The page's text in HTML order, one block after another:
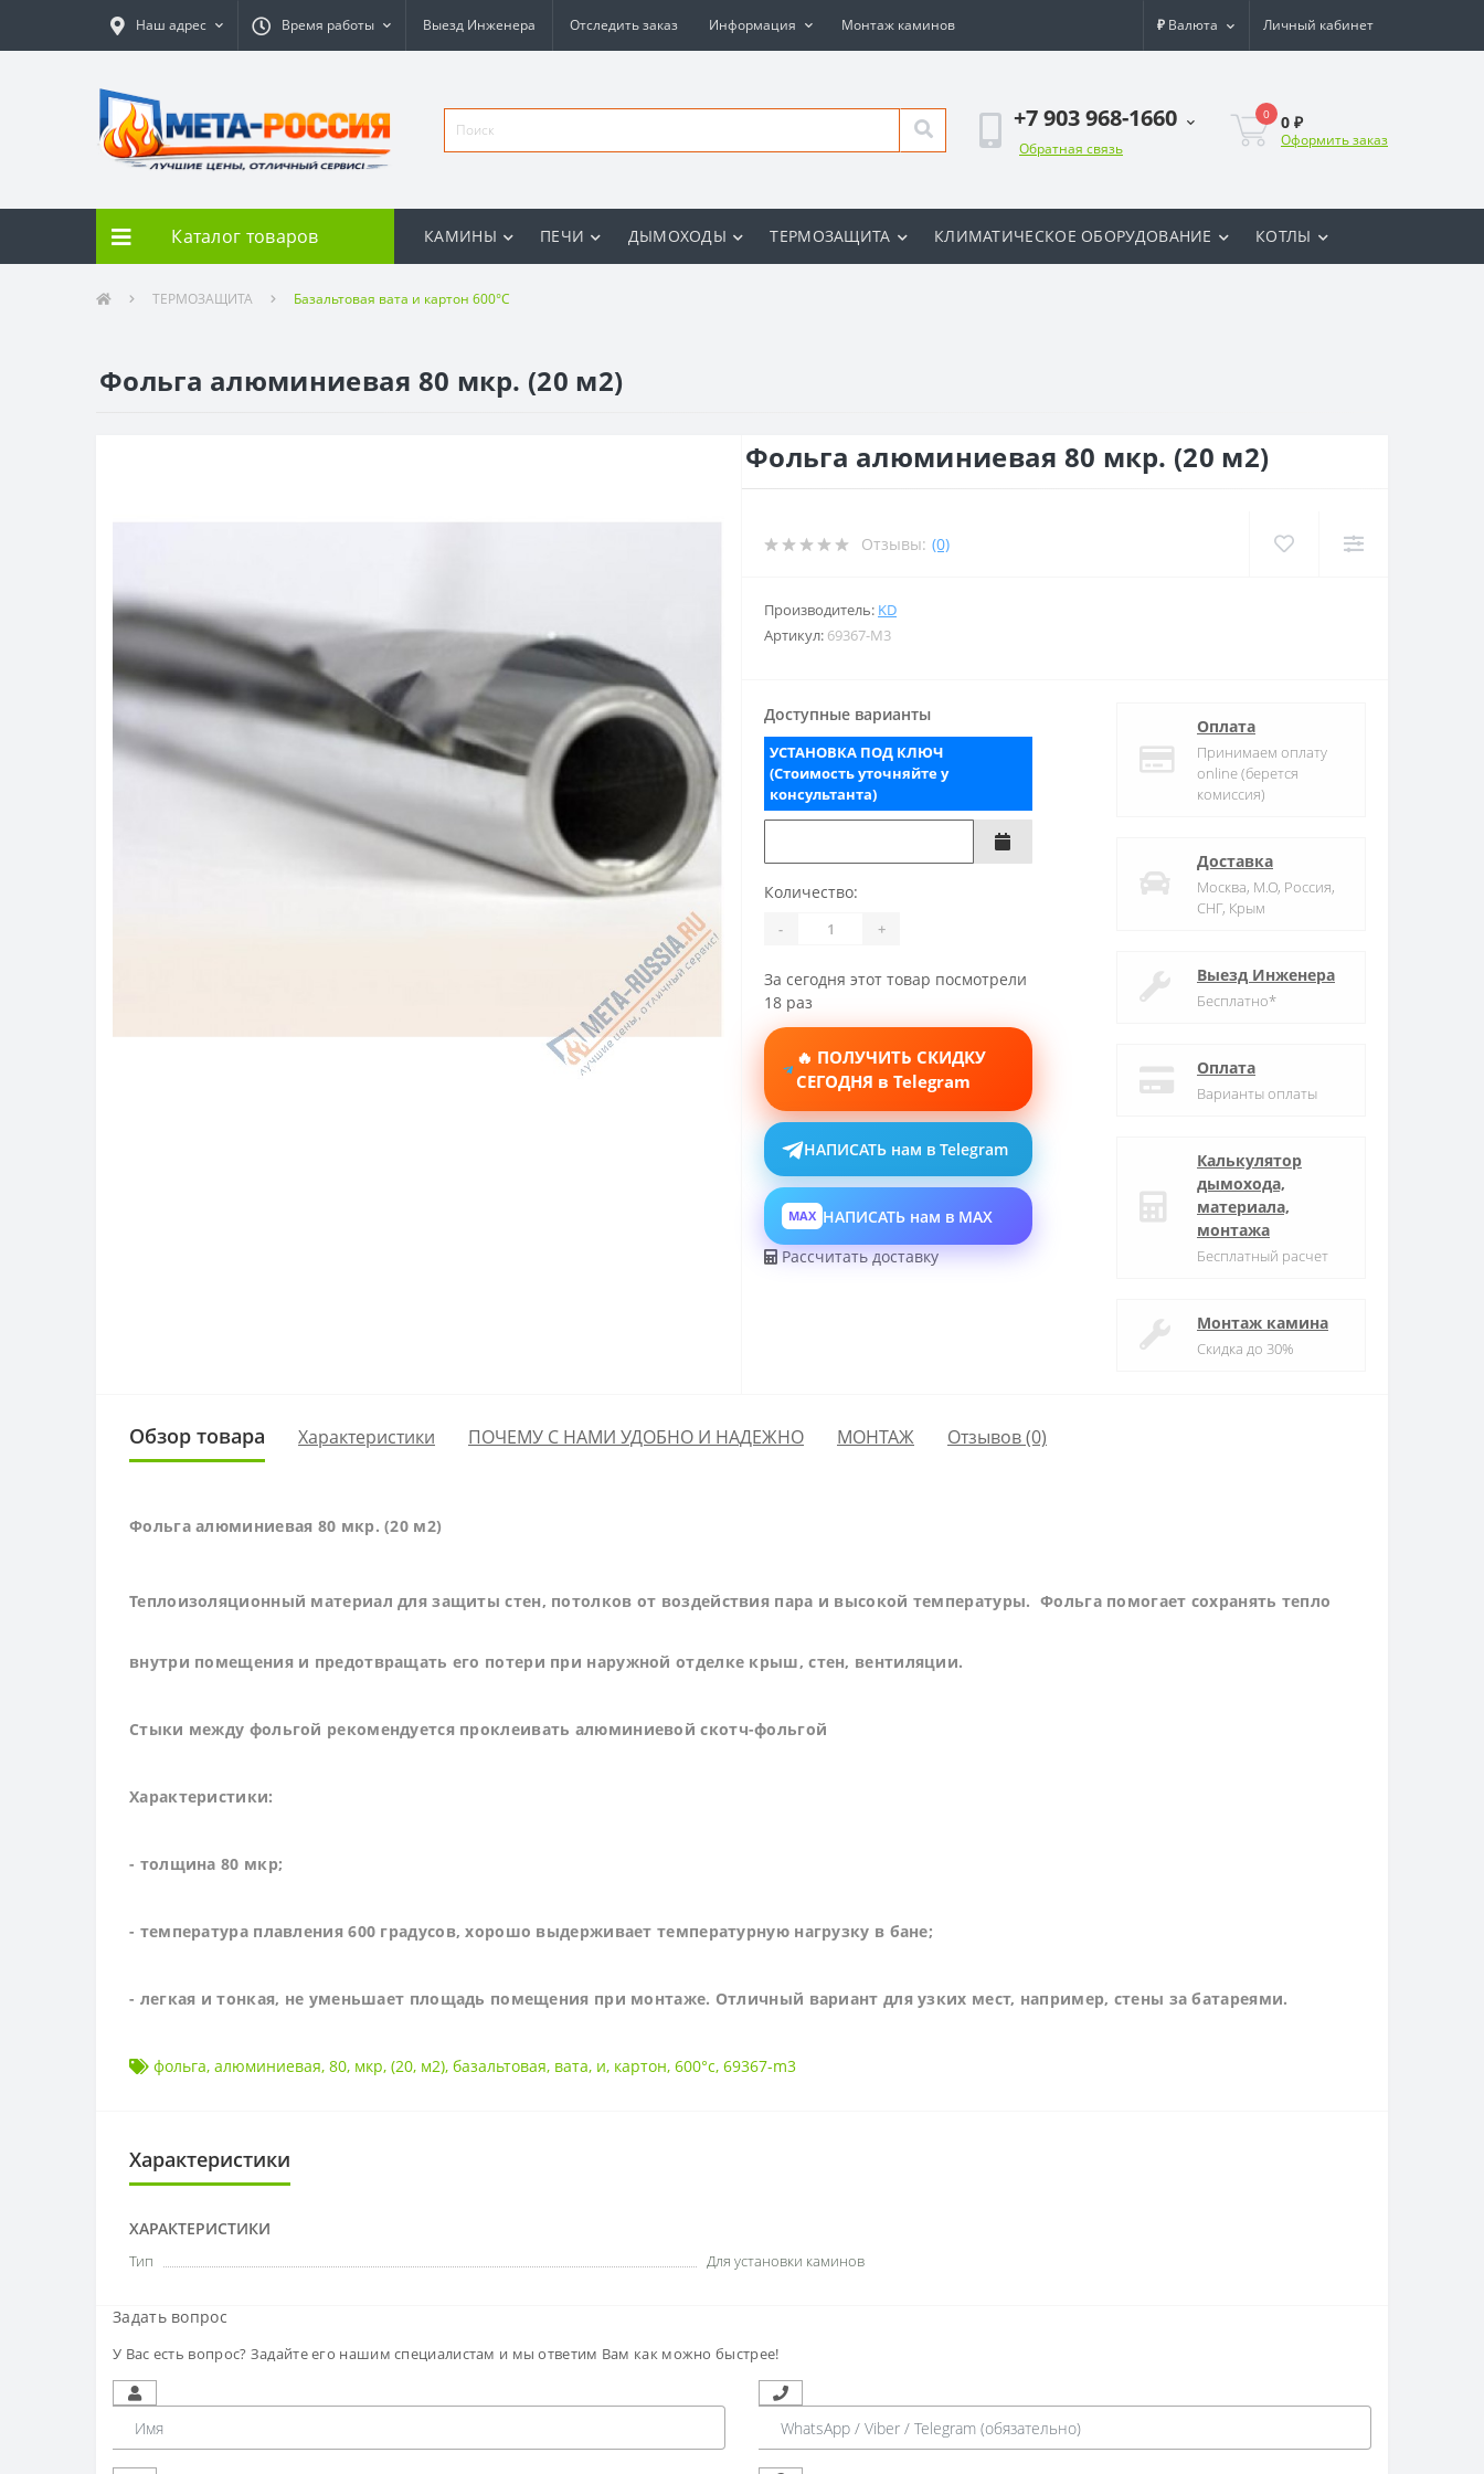
Наш адрес Время работы Выезд Инженера Отследить заказ Информация Монтаж каминов ₽ Валюта Личный кабинет
+7 903 968-1660
Обратная связь
0 0 ₽
Оформить заказ
Каталог товаров КАМИНЫ ПЕЧИ ДЫМОХОДЫ ТЕРМОЗАЩИТА КЛИМАТИЧЕСКОЕ ОБОРУДОВАНИЕ КОТЛЫ
ТЕРМОЗАЩИТА Базальтовая вата и картон 600°C
Фольга алюминиевая 80 мкр. (20 м2)
Фольга алюминиевая 80 мкр. (20 м2)
Отзывы: (0)
Производитель: KD
Артикул: 69367-M3
Доступные варианты
УСТАНОВКА ПОД КЛЮЧ
(Стоимость уточняйте у
консультанта)
Количество:
- +
За сегодня этот товар посмотрели
18 раз
🔥 ПОЛУЧИТЬ СКИДКУ
СЕГОДНЯ в Telegram
НАПИСАТЬ нам в Telegram
MAX НАПИСАТЬ нам в MAX
Рассчитать доставку
Оплата
Принимаем оплату
online (берется
комиссия)
Доставка
Москва, М.О, Россия,
СНГ, Крым
Выезд Инженера
Бесплатно*
Оплата
Варианты оплаты
Калькулятор
дымохода,
материала,
монтажа
Бесплатный расчет
Монтаж камина
Скидка до 30%
Обзор товара Характеристики ПОЧЕМУ С НАМИ УДОБНО И НАДЕЖНО МОНТАЖ Отзывов (0)
Фольга алюминиевая 80 мкр. (20 м2)
Теплоизоляционный материал для защиты стен, потолков от воздействия пара и высокой температуры. Фольга помогает сохранять тепло
внутри помещения и предотвращать его потери при наружной отделке крыш, стен, вентиляции.
Стыки между фольгой рекомендуется проклеивать алюминиевой скотч-фольгой
Характеристики:
- толщина 80 мкр;
- температура плавления 600 градусов, хорошо выдерживает температурную нагрузку в бане;
- легкая и тонкая, не уменьшает площадь помещения при монтаже. Отличный вариант для узких мест, например, стены за батареями.
фольга, алюминиевая, 80, мкр, (20, м2), базальтовая, вата, и, картон, 600°c, 69367-m3
Характеристики
ХАРАКТЕРИСТИКИ
Тип Для установки каминов
Задать вопрос
У Вас есть вопрос? Задайте его нашим специалистам и мы ответим Вам как можно быстрее!